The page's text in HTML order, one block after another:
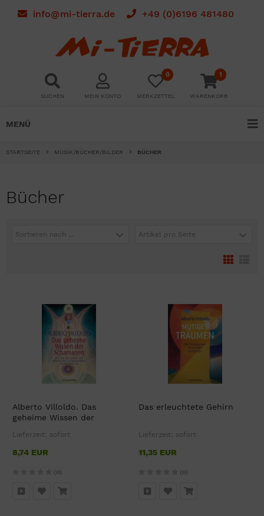
info@mi-tierra.de +49 (0)6196 481480
SUCHEN MEIN KONTO
0
MERKZETTEL
1
WARENKORB
MENÜ
STARTSEITE MUSIK/BÜCHER/BILDER BÜCHER
Bücher
Sortieren nach ... Artikel pro Seite
Alberto Villoldo. Das
geheime Wissen der
Lieferzeit: sofort
8,74 EUR
(0)
Das erleuchtete Gehirn
Lieferzeit: sofort
11,35 EUR
(0)